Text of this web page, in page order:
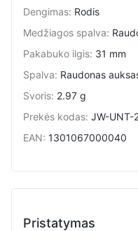
Dengimas: Rodis
Medžiagos spalva:
Pakabuko ilgis: 31 mm
Spalva: Raudonas
Svoris: 2.97 g
Prekės kodas: JW-UNT-
EAN: 1301067000040
Pristatymas